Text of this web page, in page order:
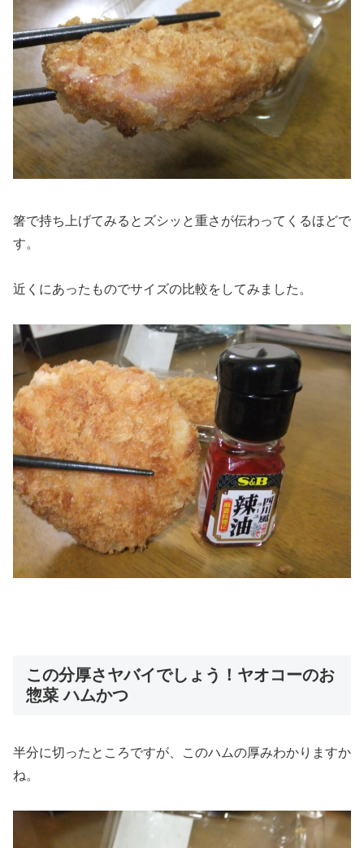
箸で持ち上げてみるとズシッと重さが伝わってくるほどで
す。
近くにあったものでサイズの比較をしてみました。
この分厚さヤバイでしょう！ヤオコーのお
惣菜 ハムかつ
半分に切ったところですが、このハムの厚みわかりますか
ね。